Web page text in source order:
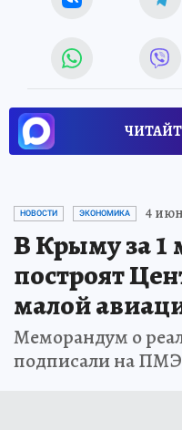
НОВОСТИ ЭКОНОМИКА 4
В Крыму за 1
построят
малой
Меморандум о
подписали на